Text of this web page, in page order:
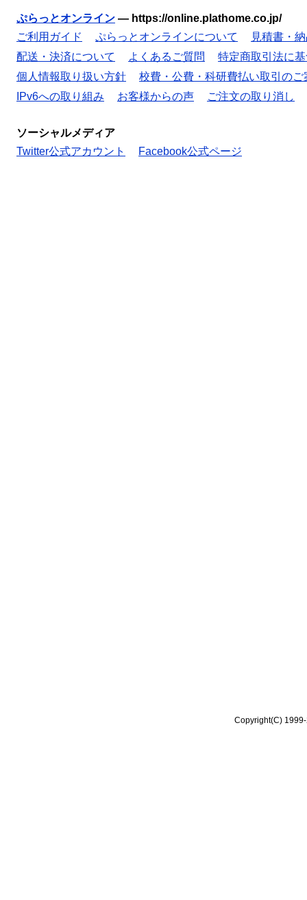
ぷらっとオンライン — https://online.plathome.co.jp/
ご利用ガイド
ぷらっとオンラインについて
見積書・
配送・決済について
よくあるご質問
特定商取引法に
個人情報取り扱い方針
校費・公費・科研費払い取引のご
IPv6への取り組み
お客様からの声 ご注文の取り消し
ソーシャルメディア
Twitter公式アカウント
Facebook公式ページ
Copyright(C)